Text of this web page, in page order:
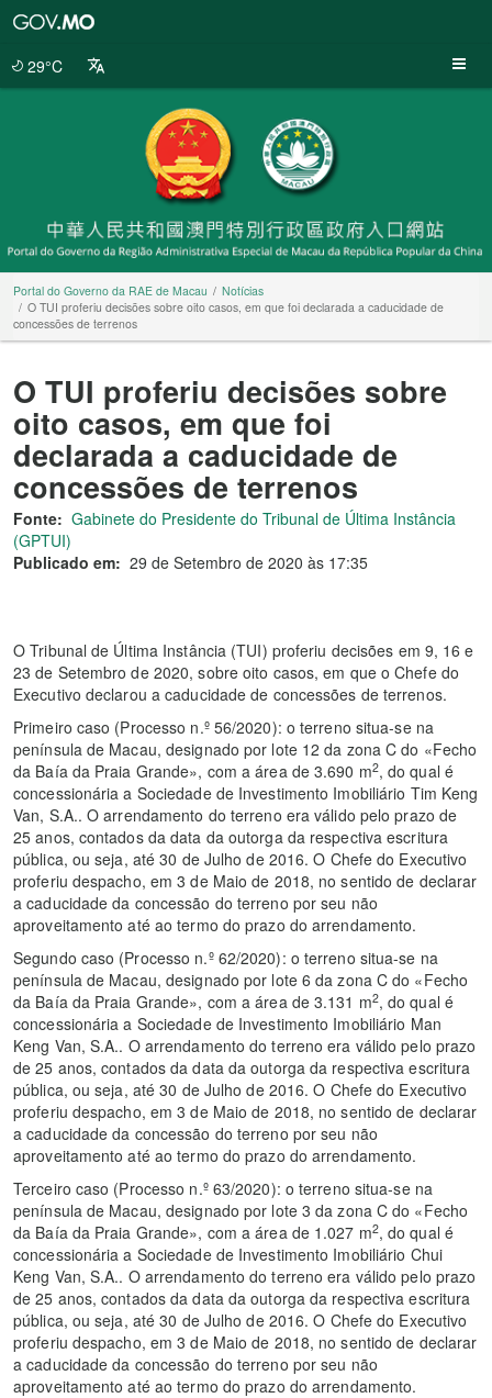
29°C
Portal do Governo da RAE de Macau
Notícias
O TUI proferiu decisões sobre oito casos, em que foi declarada a caducidade de
concessões de terrenos
O TUI proferiu decisões sobre
oito casos, em que foi
declarada a caducidade de
concessões de terrenos
Fonte: Gabinete do Presidente do Tribunal de Última Instância
(GPTUI)
Publicado em: 29 de Setembro de 2020 às 17:35
O Tribunal de Última Instância (TUI) proferiu decisões em 9, 16 e
23 de Setembro de 2020, sobre oito casos, em que o Chefe do
Executivo declarou a caducidade de concessões de terrenos.
Primeiro caso (Processo n.º 56/2020): o terreno situa-se na
península de Macau, designado por lote 12 da zona C do «Fecho
da Baía da Praia Grande», com a área de 3.690 m2, do qual é
concessionária a Sociedade de Investimento Imobiliário Tim Keng
Van, S.A.. O arrendamento do terreno era válido pelo prazo de
25 anos, contados da data da outorga da respectiva escritura
pública, ou seja, até 30 de Julho de 2016. O Chefe do Executivo
proferiu despacho, em 3 de Maio de 2018, no sentido de declarar
a caducidade da concessão do terreno por seu não
aproveitamento até ao termo do prazo do arrendamento.
Segundo caso (Processo n.º 62/2020): o terreno situa-se na
península de Macau, designado por lote 6 da zona C do «Fecho
da Baía da Praia Grande», com a área de 3.131 m2, do qual é
concessionária a Sociedade de Investimento Imobiliário Man
Keng Van, S.A.. O arrendamento do terreno era válido pelo prazo
de 25 anos, contados da data da outorga da respectiva escritura
pública, ou seja, até 30 de Julho de 2016. O Chefe do Executivo
proferiu despacho, em 3 de Maio de 2018, no sentido de declarar
a caducidade da concessão do terreno por seu não
aproveitamento até ao termo do prazo do arrendamento.
Terceiro caso (Processo n.º 63/2020): o terreno situa-se na
península de Macau, designado por lote 3 da zona C do «Fecho
da Baía da Praia Grande», com a área de 1.027 m2, do qual é
concessionária a Sociedade de Investimento Imobiliário Chui
Keng Van, S.A.. O arrendamento do terreno era válido pelo prazo
de 25 anos, contados da data da outorga da respectiva escritura
pública, ou seja, até 30 de Julho de 2016. O Chefe do Executivo
proferiu despacho, em 3 de Maio de 2018, no sentido de declarar
a caducidade da concessão do terreno por seu não
aproveitamento até ao termo do prazo do arrendamento.